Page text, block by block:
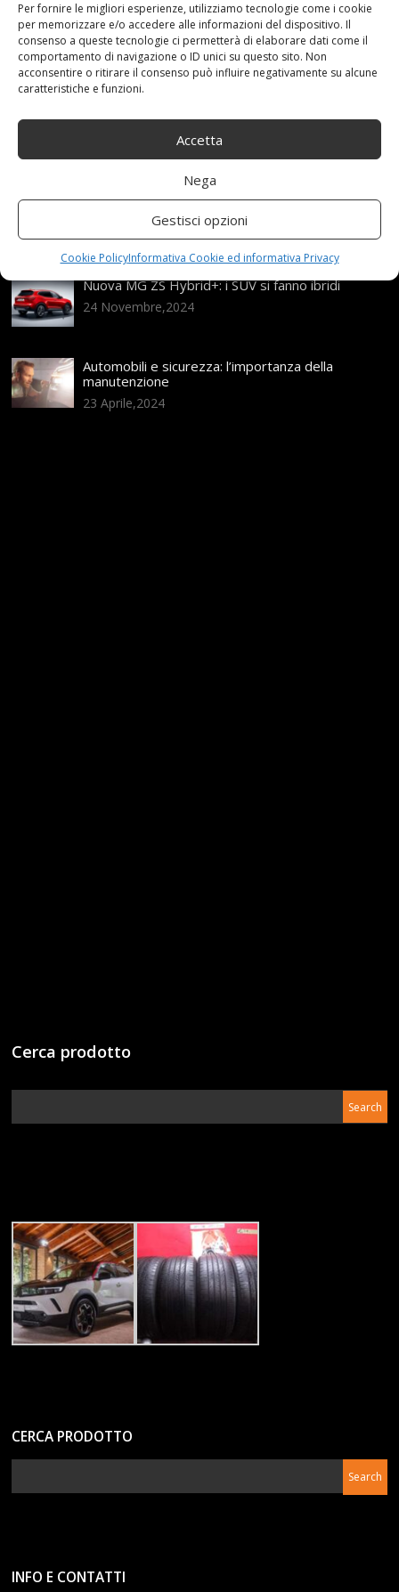
Per fornire le migliori esperienze, utilizziamo tecnologie come i cookie
per memorizzare e/o accedere alle informazioni del dispositivo. Il
consenso a queste tecnologie ci permetterà di elaborare dati come il
comportamento di navigazione o ID unici su questo sito. Non
acconsentire o ritirare il consenso può influire negativamente su alcune
caratteristiche e funzioni.
Accetta
Nega
Gestisci opzioni
Cookie PolicyInformativa Cookie ed informativa Privacy
Categories: Shop
Articoli recenti
Assicurazione auto e sostituzione lunotto: le cose
Range Rover: un’icona tra i luxury SUV
25 Novembre,2024
Nuova MG ZS Hybrid+: i SUV si fanno ibridi
24 Novembre,2024
Automobili e sicurezza: l’importanza della
manutenzione
23 Aprile,2024
Cerca prodotto
CERCA PRODOTTO
INFO E CONTATTI